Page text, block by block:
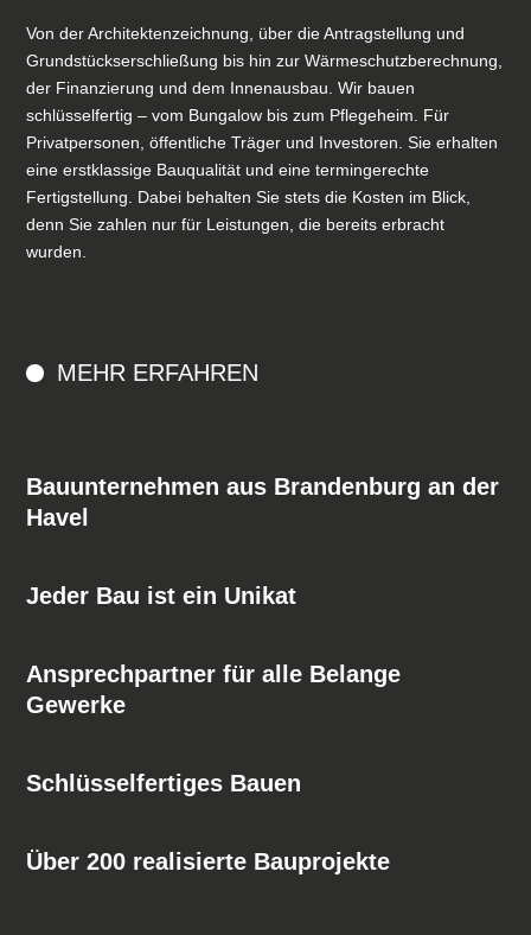
Von der Architektenzeichnung, über die Antragstellung und
Grundstückserschließung bis hin zur Wärmeschutzberechnung,
der Finanzierung und dem Innenausbau. Wir bauen
schlüsselfertig – vom Bungalow bis zum Pflegeheim. Für
Privatpersonen, öffentliche Träger und Investoren. Sie erhalten
eine erstklassige Bauqualität und eine termingerechte
Fertigstellung. Dabei behalten Sie stets die Kosten im Blick,
denn Sie zahlen nur für Leistungen, die bereits erbracht
wurden.
MEHR ERFAHREN
Bauunternehmen aus Brandenburg an der
Havel
Jeder Bau ist ein Unikat
Ansprechpartner für alle Belange
Gewerke
Schlüsselfertiges Bauen
Über 200 realisierte Bauprojekte